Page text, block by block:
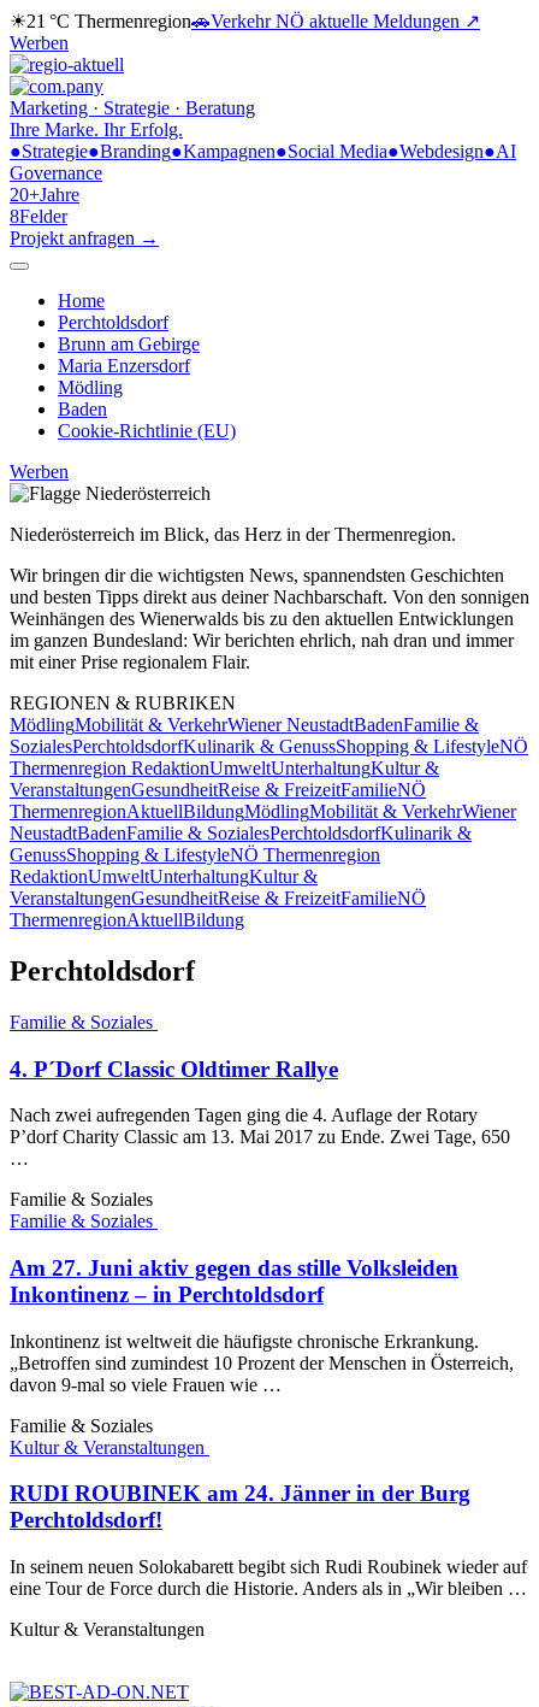
☀21 °C Thermenregion🚗Verkehr NÖ aktuelle Meldungen ↗
Werben
Marketing · Strategie · Beratung
Ihre Marke. Ihr Erfolg.
●Strategie●Branding●Kampagnen●Social Media●Webdesign●AI
Governance
20+Jahre
8Felder
Projekt anfragen →
Home
Perchtoldsdorf
Brunn am Gebirge
Maria Enzersdorf
Mödling
Baden
Cookie-Richtlinie (EU)
Werben
Niederösterreich im Blick, das Herz in der Thermenregion.
Wir bringen dir die wichtigsten News, spannendsten Geschichten
und besten Tipps direkt aus deiner Nachbarschaft. Von den sonnigen
Weinhängen des Wienerwalds bis zu den aktuellen Entwicklungen
im ganzen Bundesland: Wir berichten ehrlich, nah dran und immer
mit einer Prise regionalem Flair.
REGIONEN & RUBRIKEN
MödlingMobilität & VerkehrWiener NeustadtBadenFamilie &
SozialesPerchtoldsdorfKulinarik & GenussShopping & LifestyleNÖ
Thermenregion RedaktionUmweltUnterhaltungKultur &
VeranstaltungenGesundheitReise & FreizeitFamilieNÖ
ThermenregionAktuellBildungMödlingMobilität & VerkehrWiener
NeustadtBadenFamilie & SozialesPerchtoldsdorfKulinarik &
GenussShopping & LifestyleNÖ Thermenregion
RedaktionUmweltUnterhaltungKultur &
VeranstaltungenGesundheitReise & FreizeitFamilieNÖ
ThermenregionAktuellBildung
Perchtoldsdorf
Familie & Soziales
4. P´Dorf Classic Oldtimer Rallye
Nach zwei aufregenden Tagen ging die 4. Auflage der Rotary
P’dorf Charity Classic am 13. Mai 2017 zu Ende. Zwei Tage, 650
…
Familie & Soziales
Familie & Soziales
Am 27. Juni aktiv gegen das stille Volksleiden
Inkontinenz – in Perchtoldsdorf
Inkontinenz ist weltweit die häufigste chronische Erkrankung.
„Betroffen sind zumindest 10 Prozent der Menschen in Österreich,
davon 9-mal so viele Frauen wie …
Familie & Soziales
Kultur & Veranstaltungen
RUDI ROUBINEK am 24. Jänner in der Burg
Perchtoldsdorf!
In seinem neuen Solokabarett begibt sich Rudi Roubinek wieder auf
eine Tour de Force durch die Historie. Anders als in „Wir bleiben …
Kultur & Veranstaltungen